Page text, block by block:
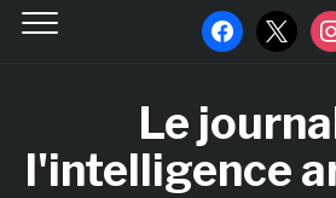
facebook
x
Le
l'intelligence